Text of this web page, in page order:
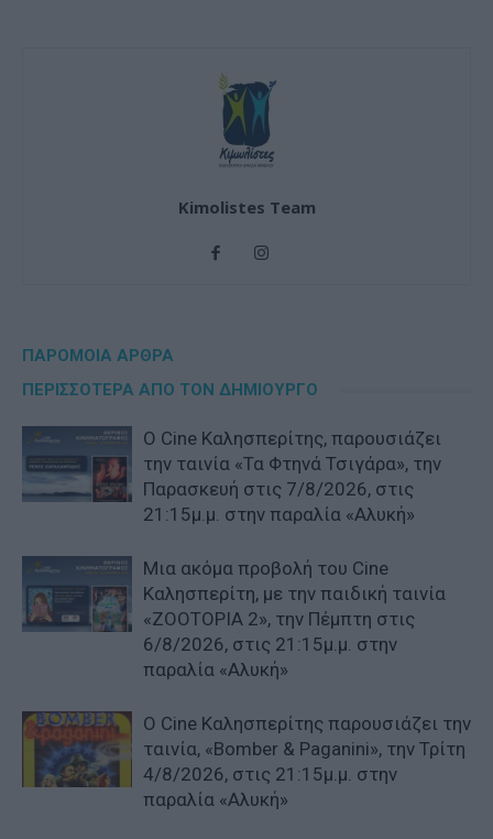
Kimolistes Team
ΠΑΡΟΜΟΙΑ ΑΡΘΡΑ
ΠΕΡΙΣΣΟΤΕΡΑ ΑΠΟ ΤΟΝ ΔΗΜΙΟΥΡΓΟ
Ο Cine Καλησπερίτης, παρουσιάζει
την ταινία «Τα Φτηνά Τσιγάρα», την
Παρασκευή στις 7/8/2026, στις
21:15μ.μ. στην παραλία «Αλυκή»
Μια ακόμα προβολή του Cine
Καλησπερίτη, με την παιδική ταινία
«ZOOTOPIA 2», την Πέμπτη στις
6/8/2026, στις 21:15μ.μ. στην
παραλία «Αλυκή»
Ο Cine Καλησπερίτης παρουσιάζει την
ταινία, «Bomber & Paganini», την Τρίτη
4/8/2026, στις 21:15μ.μ. στην
παραλία «Αλυκή»